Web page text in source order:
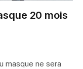
20 mois
masque ne sera